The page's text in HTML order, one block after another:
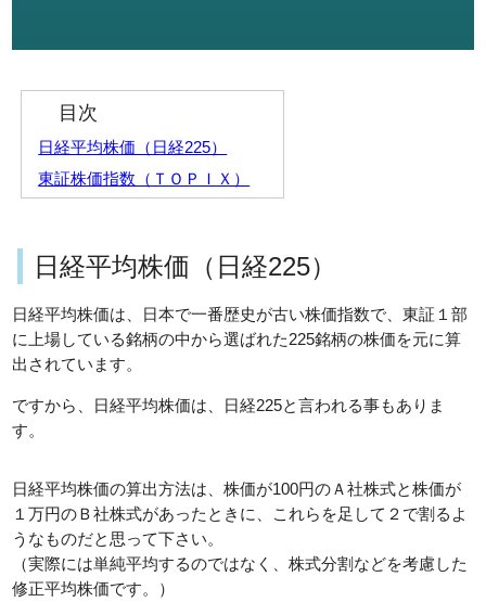
目次
日経平均株価（日経225）
東証株価指数（ＴＯＰＩＸ）
日経平均株価（日経225）
日経平均株価は、日本で一番歴史が古い株価指数で、東証１部
に上場している銘柄の中から選ばれた225銘柄の株価を元に算
出されています。
ですから、日経平均株価は、日経225と言われる事もありま
す。
日経平均株価の算出方法は、株価が100円のＡ社株式と株価が
１万円のＢ社株式があったときに、これらを足して２で割るよ
うなものだと思って下さい。
（実際には単純平均するのではなく、株式分割などを考慮した
修正平均株価です。）